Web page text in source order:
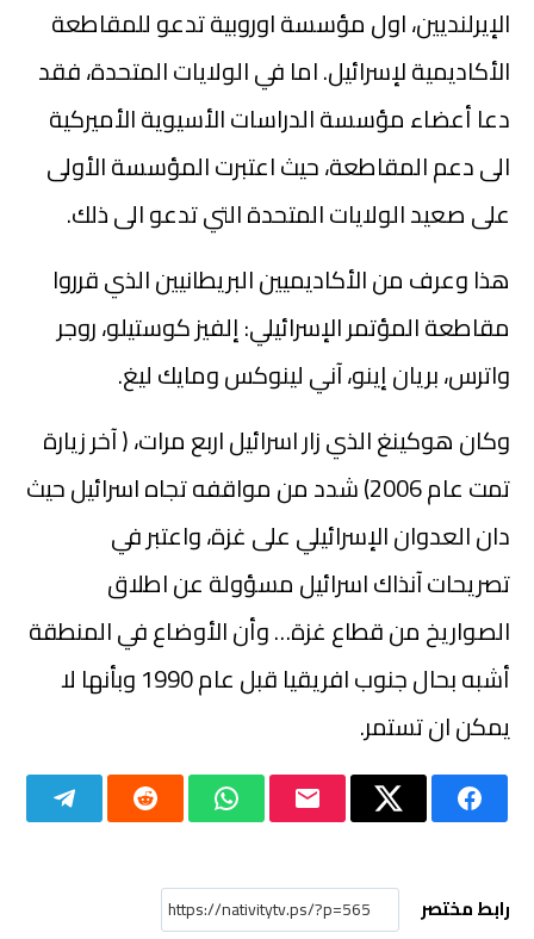
الإيرلنديين‬، اول مؤسسة اوروبية تدعو للمقاطعة
الأكاديمية لإسرائيل. اما في الولايات المتحدة، فقد
دعا أعضاء مؤسسة الدراسات الأسيوية الأميركية
الى دعم المقاطعة، حيث اعتبرت المؤسسة الأولى
على صعيد الولايات المتحدة التي تدعو الى ذلك.
هذا وعرف من الأكاديميين البريطانيين الذي قرروا
مقاطعة المؤتمر الإسرائيلي: إلفيز كوستيلو، روجر
واترس، بريان إينو، آني لينوكس ومايك ليغ.
وكان هوكينغ الذي زار اسرائيل اربع مرات، ( آخر زيارة
تمت عام 2006) شدد من مواقفه تجاه اسرائيل حيث
دان العدوان الإسرائيلي على غزة، واعتبر في
تصريحات آنذاك اسرائيل مسؤولة عن اطلاق
الصواريخ من قطاع غزة… وأن الأوضاع في المنطقة
أشبه بحال جنوب افريقيا قبل عام 1990 وبأنها لا
يمكن ان تستمر.
رابط مختصر